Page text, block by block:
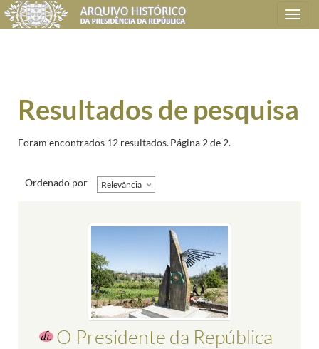
Toggle
navigation
Resultados de pesquisa
Foram encontrados 12 resultados.Página 2 de 2.
Ordenado por Relevância
O Presidente da República